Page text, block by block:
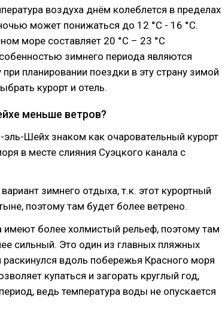
воздуха днём колеблется в пределах
может понижаться до 12 °С - 16 °С.
море составляет 20 °С – 23 °С
зимнего периода являются
планировании поездки в эту страну зимой
курорт и отель.
меньше ветров?
Шейх знаком как очаровательный курорт
в месте слияния Суэцкого канала с
зимнего отдыха, т.к. этот курортный
поэтому там будет более ветрено.
более холмистый рельеф, поэтому там
сильный. Это один из главных пляжных
раскинулся вдоль побережья Красного моря
купаться и загорать круглый год,
ведь температура воды не опускается